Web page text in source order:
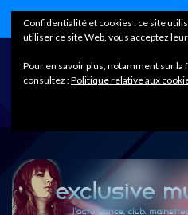
Home
Confidentialité et cookies : ce site
utiliser ce site Web, vous acceptez
Pour en savoir plus, notamment sur
consultez :Politique relative aux